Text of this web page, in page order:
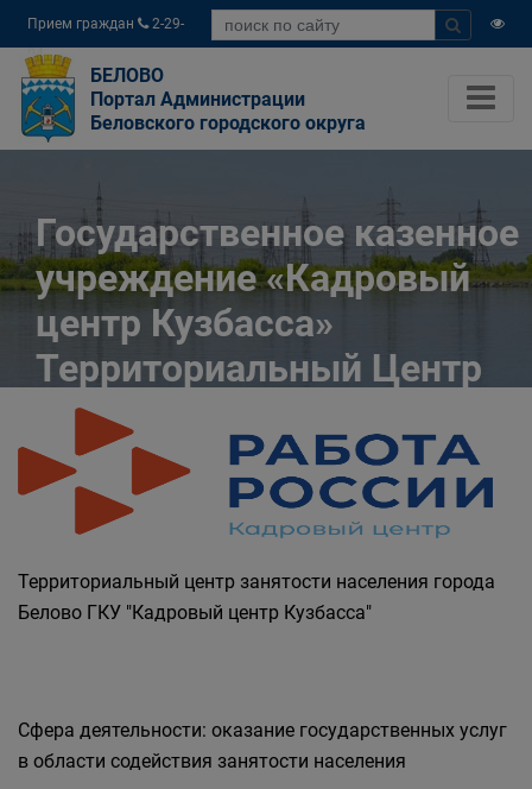
Прием граждан
2-29-
04
БЕЛОВО
Портал Администрации
Беловского городского округа
Государственное казенное
учреждение «Кадровый
центр Кузбасса»
Территориальный Центр
занятости населения
города Белово
Главная
Государственные органы и службы
информируют
Государственное казенное учреждение
Территориальный центр занятости населения города
Белово ГКУ "Кадровый центр Кузбасса"
Сфера деятельности: оказание государственных услуг
в области содействия занятости населения